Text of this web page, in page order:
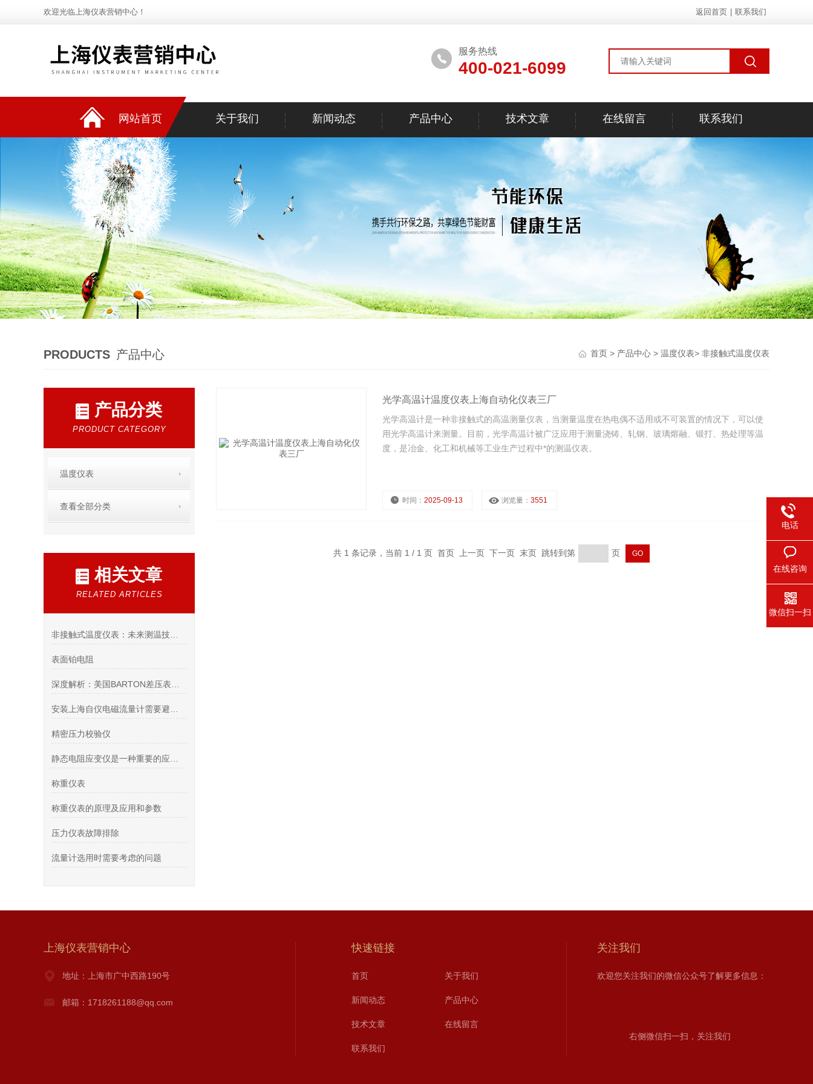
欢迎光临上海仪表营销中心！ 返回首页 联系我们
服务热线
400-021-6099
网站首页 关于我们 新闻动态 产品中心 技术文章 在线留言 联系我们
PRODUCTS 产品中心 首页 > 产品中心 > 温度仪表> 非接触式温度仪表
产品分类
PRODUCT CATEGORY
温度仪表
查看全部分类
相关文章
RELATED ARTICLES
表面铂电阻
精密压力校验仪
称重仪表
称重仪表的原理及应用和参数
压力仪表故障排除
流量计选用时需要考虑的问题
光学高温计温度仪表上海自动化仪表三厂
光学高温计是一种非接触式的高温测量仪表，当测量温度在热电偶不适用或不可装置的情况下，可以使
用光学高温计来测量。目前，光学高温计被广泛应用于测量浇铸、轧钢、玻璃熔融、锻打、热处理等温
度，是冶金、化工和机械等工业生产过程中*的测温仪表。
时间： 2025-09-13 浏览量： 3551
共 1 条记录，当前 1 / 1 页 首页 上一页 下一页 末页 跳转到第 页
上海仪表营销中心
地址：上海市广中西路190号
邮箱：1718261188@qq.com
快速链接
首页 关于我们
新闻动态 产品中心
技术文章 在线留言
联系我们
关注我们
欢迎您关注我们的微信公众号了解更多信息：
右侧微信扫一扫，关注我们
电话
在线咨询
微信扫一扫